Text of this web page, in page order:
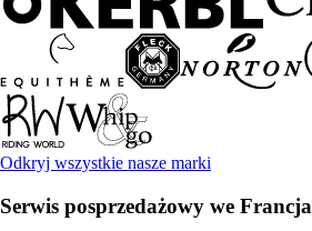
Odkryj wszystkie nasze marki
Serwis posprzedażowy we Francja